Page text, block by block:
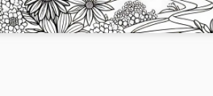
şimdi indirin!...